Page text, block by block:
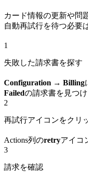
カード情報の更新や問
自動再試行を待つ必要
1
失敗した請求書を探す
Configuration → Billing
Failedの請求書を見つけ
2
再試行アイコンをクリ
Actions列のretryアイコ
3
請求を確認